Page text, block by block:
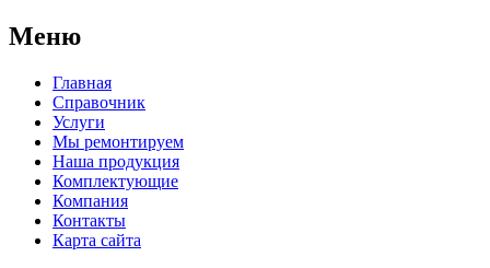
Меню
Главная
Справочник
Услуги
Мы ремонтируем
Наша продукция
Комплектующие
Компания
Контакты
Карта сайта